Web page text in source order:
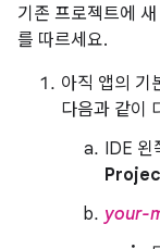
기존 프로젝트에
를 따르세요.
아직 앱의 기
다음과 같이
IDE 왼
your-